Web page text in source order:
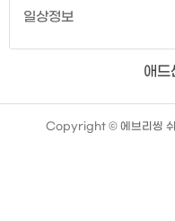
일상정보
애드
Copyright © 에브리씽
TistoryWhaleSkin3.4